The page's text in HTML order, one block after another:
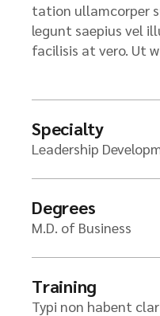
tation ullamcorper
legunt saepius vel
facilisis at vero. Ut
Specialty
Leadership
Degrees
M.D. of Business
Training
Typi non habent